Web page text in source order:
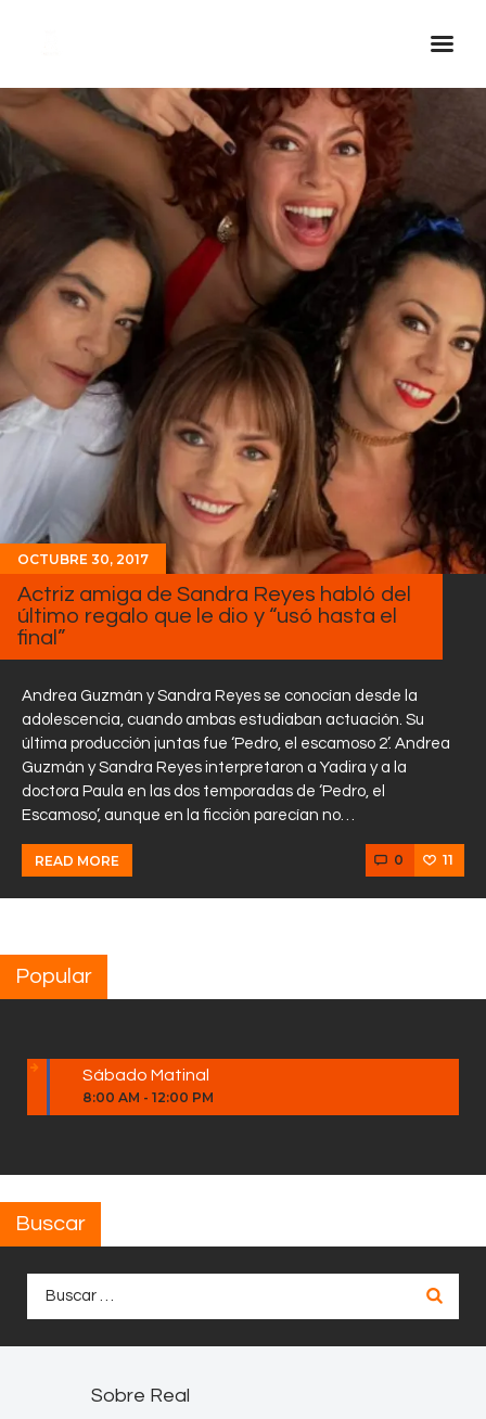
Inicio Real FM
Streaming
En Vivo
Descarga La APP
Programas
Noticias
Equipo
Sobre Nosotros
Contactos
OCTUBRE 30, 2017
Actriz amiga de Sandra Reyes habló del
último regalo que le dio y “usó hasta el
final”
Andrea Guzmán y Sandra Reyes se conocían desde la
adolescencia, cuando ambas estudiaban actuación. Su
última producción juntas fue ‘Pedro, el escamoso 2’. Andrea
Guzmán y Sandra Reyes interpretaron a Yadira y a la
doctora Paula en las dos temporadas de ‘Pedro, el
Escamoso’, aunque en la ficción parecían no…
READ MORE 0 11
Popular
Sábado Matinal
8:00 AM - 12:00 PM
Buscar
Sobre Real